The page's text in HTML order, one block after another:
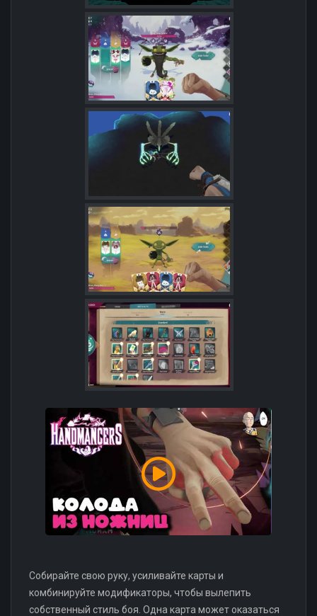
Собирайте свою руку, усиливайте карты и
комбинируйте модификаторы, чтобы вылепить
собственный стиль боя. Одна карта может оказаться